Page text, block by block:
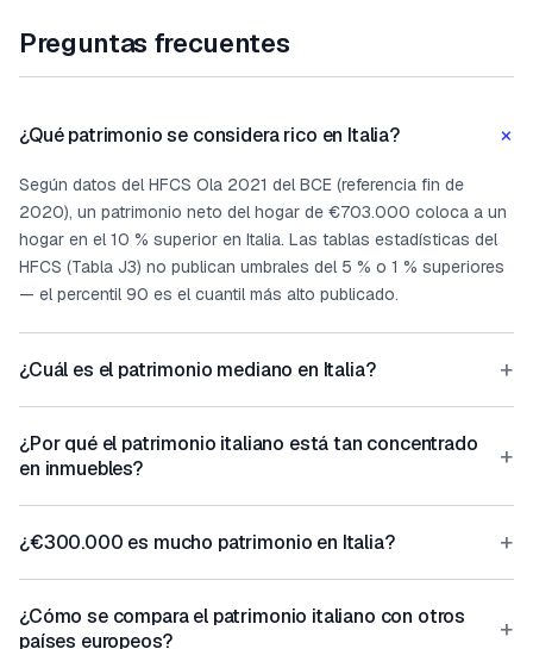
Preguntas frecuentes
¿Qué patrimonio se considera rico en Italia? +
Según datos del HFCS Ola 2021 del BCE (referencia fin de
2020), un patrimonio neto del hogar de €703.000 coloca a un
hogar en el 10 % superior en Italia. Las tablas estadísticas del
HFCS (Tabla J3) no publican umbrales del 5 % o 1 % superiores
— el percentil 90 es el cuantil más alto publicado.
¿Cuál es el patrimonio mediano en Italia? +
¿Por qué el patrimonio italiano está tan concentrado
en inmuebles?
+
¿€300.000 es mucho patrimonio en Italia? +
¿Cómo se compara el patrimonio italiano con otros
países europeos?
+